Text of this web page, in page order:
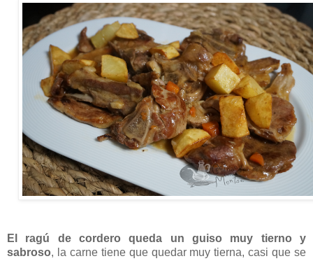
El ragú de cordero queda un guiso muy tierno y
sabroso, la carne tiene que quedar muy tierna, casi que se